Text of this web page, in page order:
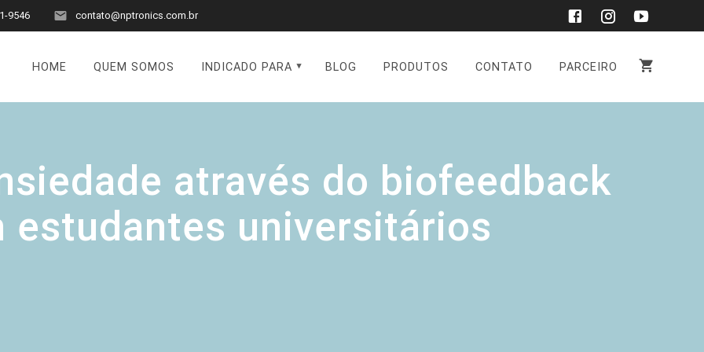
9546 contato@nptronics.com.br
HOME QUEM SOMOS INDICADO PARA BLOG PRODUTOS CONTATO PARCEIRO
através do biofeedback
estudantes universitários